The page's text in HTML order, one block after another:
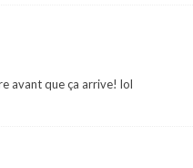
avant que ça arrive! lol